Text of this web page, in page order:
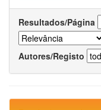
Resultados/Página
Autores/Registo